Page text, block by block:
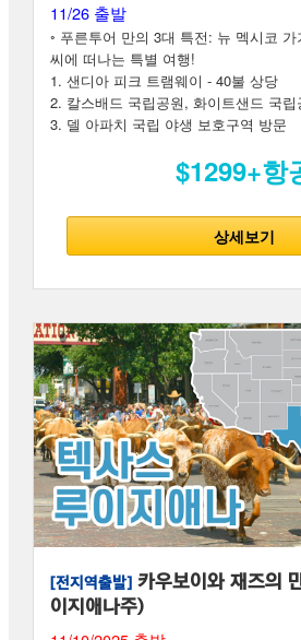
11/26 출발
◦ 푸른투어 만의 3대 특전: 뉴 멕시코
씨에 떠나는 특별 여행!
1. 샌디아 피크 트램웨이 - 40불 상당
2. 칼스배드 국립공원, 화이트샌드 국립
3. 델 아파치 국립 야생 보호구역 방문
$1299+항
상세보기
[전지역출발] 카우보이와 재즈의
이지애나주)